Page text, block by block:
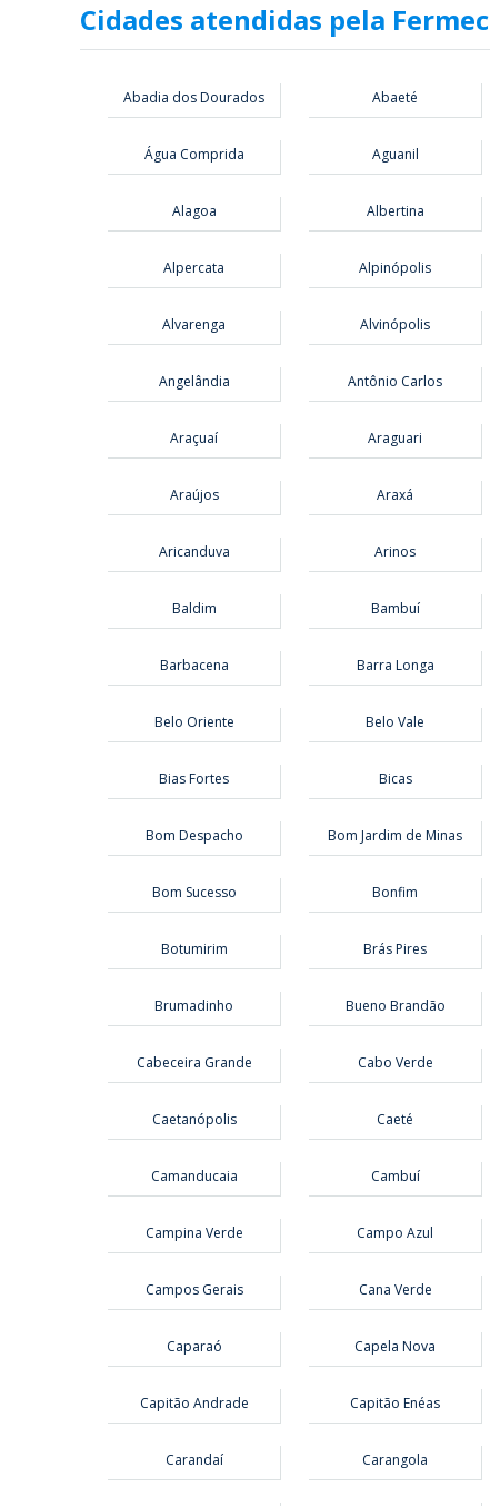
Cidades atendidas pela Fermec
Abadia dos Dourados Abaeté
Água Comprida Aguanil
Alagoa Albertina
Alpercata Alpinópolis
Alvarenga Alvinópolis
Angelândia Antônio Carlos
Araçuaí Araguari
Araújos Araxá
Aricanduva Arinos
Baldim Bambuí
Barbacena Barra Longa
Belo Oriente Belo Vale
Bias Fortes Bicas
Bom Despacho Bom Jardim de Minas
Bom Sucesso Bonfim
Botumirim Brás Pires
Brumadinho Bueno Brandão
Cabeceira Grande Cabo Verde
Caetanópolis Caeté
Camanducaia Cambuí
Campina Verde Campo Azul
Campos Gerais Cana Verde
Caparaó Capela Nova
Capitão Andrade Capitão Enéas
Carandaí Carangola